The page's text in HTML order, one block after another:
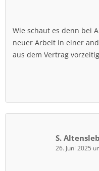
Wie schaut es denn bei
neuer Arbeit in einer
aus dem Vertrag
S.
26. Juni 2025